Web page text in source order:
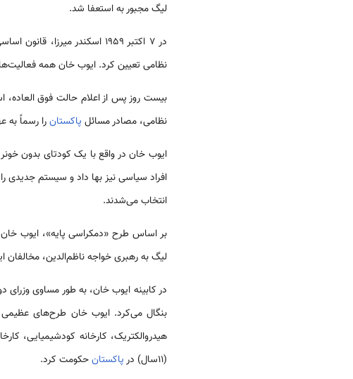
لیگ مجبور به استعفا شد.
در 7 اکتبر 1959 اسکندر
نظامی‌ تعیین کرد. ایوب خان همه
بیست روز پس از اعلام حالت فوق العاده،
نظامی، مصادر مسائل پاکستانرا رسماً به
ایوب خان در واقع با یک کودتای بدون
افراد سیاسی نیز بها داد و سیستم جدیدی
انتخاب می‌شدند.
بر اساس طرح «دمکراسی پایه»، ایوب
لیگ به رهبری خواجه ناظم‌الدین،
در کابینه ایوب خان، به طور مساوی
بنگال می‌کرد. ایوب خان طرح‌های عظیمی‌
(11سال) در
پاکستانحکومت کرد.